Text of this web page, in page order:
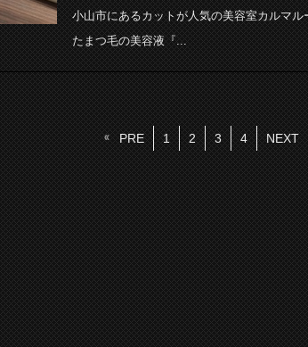
小山市にあるカットが人気の美容室カルマ
たまつ毛の美容液『...
PRE 1 2 3 4 NEXT